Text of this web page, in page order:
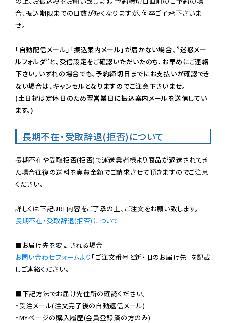
合、振込期限までの日数が短くなりますが、何卒ご了承下さいま
せ。
「自動配信メール」「振込案内メール」が届かない場合、”迷惑メー
ルフォルダ”と、受信設定をご確認いただいたのち、お早めにご連絡
下さい。いずれの場合でも、予約締切日までにお支払いが確認でき
ない場合は、キャンセルとなりますのでご注意下さいませ。
(土日祝は定休日のため翌営業日に振込案内メールを送信してい
ます。)
長期不在・受取辞退(拒否)について
長期不在や受取拒否(拒否)で運送業者様より商品が返送されてき
た場合往復の送料を実費金額でご請求させて頂きますのでご注意
ください。
長期不在・受取辞退(拒否)について
お問い合わせフォームより 「ご注文番号と新・旧のお届け先」を記載
しご連絡ください。
■下記方法でお届け先住所の確認ください。
・受注メール(注文完了後の自動返信メール)
・MYページの購入履歴(会員登録済の方のみ)